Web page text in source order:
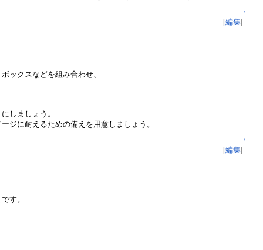
↑
[編集]
ックスなどを組み合わせ、
しましょう。
ジに耐えるための備えを用意しましょう。
↑
[編集]
す。